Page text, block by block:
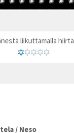
liikuttamalla hiirtä
/ Neso